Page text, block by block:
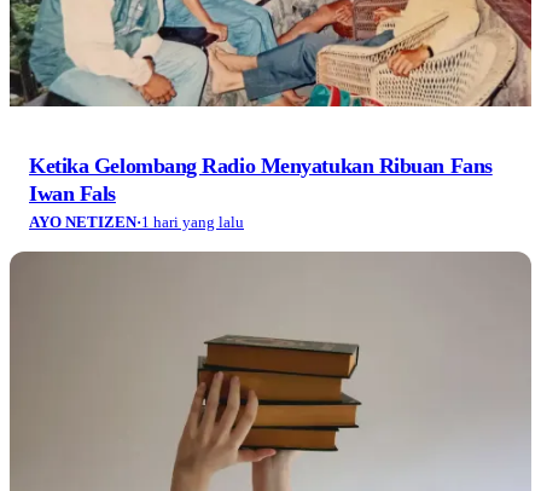
Ketika Gelombang Radio Menyatukan Ribuan Fans
Iwan Fals
AYO NETIZEN·1 hari yang lalu